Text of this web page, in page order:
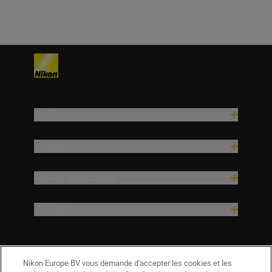
Nikon Europe BV vous demande d'accepter les cookies et les